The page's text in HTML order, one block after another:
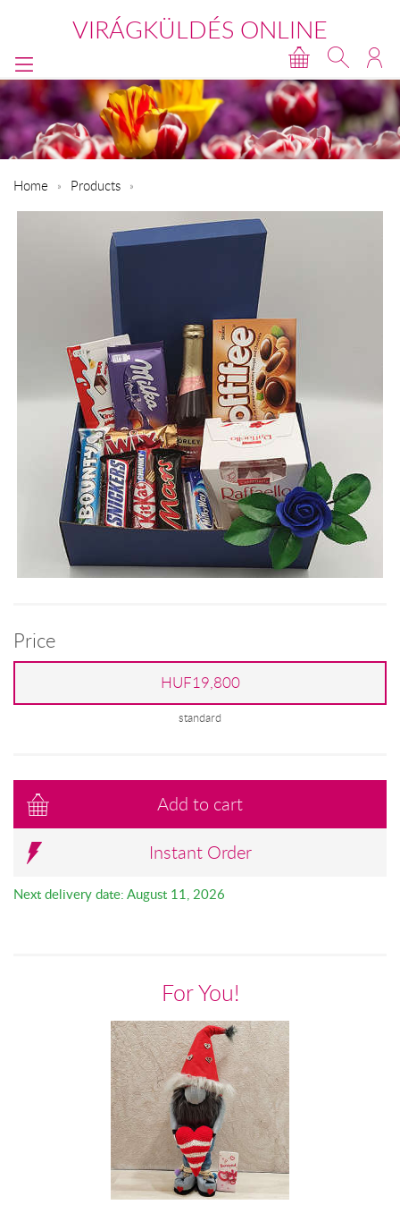
VIRÁGKÜLDÉS ONLINE
Home Products
Price
HUF19,800
standard
Add to cart
Instant Order
Next delivery date: August 11, 2026
For You!